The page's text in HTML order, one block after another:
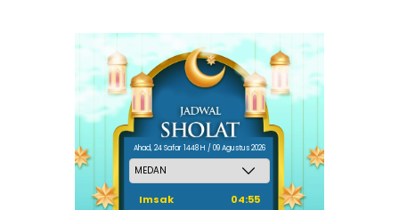
Ahad, 24 Safar 1448 H / 09 Agustus 2026
Imsak
04:55